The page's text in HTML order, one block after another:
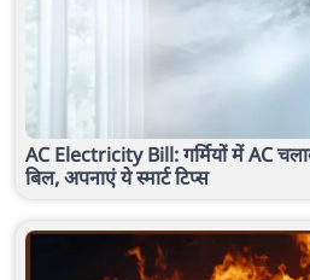
AC Electricity Bill: गर्मियों में AC
बिल, अपनाएं ये स्मार्ट टिप्स